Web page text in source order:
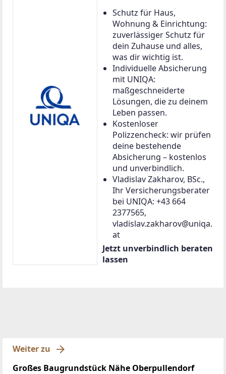
Schutz für Haus,
Wohnung & Einrichtung:
zuverlässiger Schutz für
dein Zuhause und alles,
was dir wichtig ist.
Individuelle Absicherung
mit UNIQA:
maßgeschneiderte
Lösungen, die zu deinem
Leben passen.
Kostenloser
Polizzencheck: wir prüfen
deine bestehende
Absicherung – kostenlos
und unverbindlich.
Vladislav Zakharov, BSc.,
Ihr Versicherungsberater
bei UNIQA: +43 664
2377565,
vladislav.zakharov@uniqa.
at
Jetzt unverbindlich beraten
lassen
Weiter zu
Großes Baugrundstück Nähe Oberpullendorf